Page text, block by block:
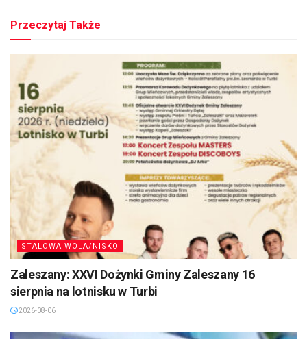
Przeczytaj Także
STALOWA WOLA/NISKO
Zaleszany: XXVI Dożynki Gminy Zaleszany 16
sierpnia na lotnisku w Turbi
2026-08-06